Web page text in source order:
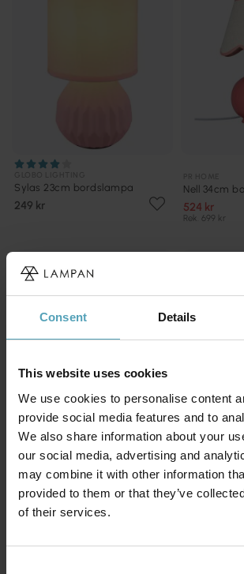
Consent Details
This website uses cookies
We use cookies to personalise content
provide social media features and to
We also share information about your
our social media, advertising and
may combine it with other information
provided to them or that they’ve
of their services.
Sylas 23cm bordslampa
249 kr
Nell 34cm
524 kr
Rek. 699 kr
LEITMOTIV
Bonnet 40cm bordslampa
549 kr
LEITMOTIV
Rico 43cm